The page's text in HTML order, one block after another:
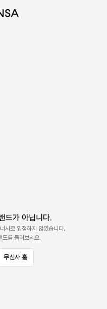
드가 아닙니다.
사로 입점하지 않았습니다.
드를 둘러보세요.
무신사 홈